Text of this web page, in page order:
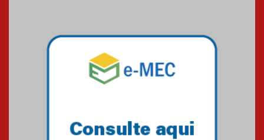
Mackenzie mobiliza campanha
solidária para apoiar famílias em
Minas Gerais
Primeiro culto do ano ressalta o